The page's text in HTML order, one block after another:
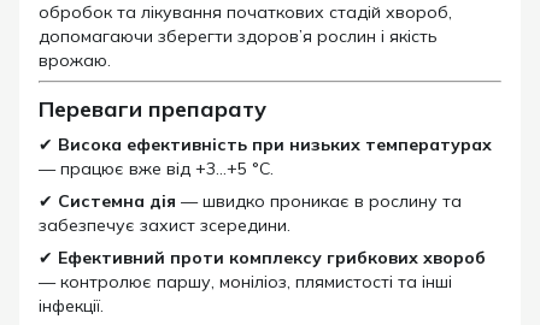
обробок та лікування початкових стадій хвороб,
допомагаючи зберегти здоров’я рослин і якість
врожаю.
Переваги препарату
✔ Висока ефективність при низьких температурах
— працює вже від +3…+5 °C.
✔ Системна дія — швидко проникає в рослину та
забезпечує захист зсередини.
✔ Ефективний проти комплексу грибкових хвороб
— контролює паршу, моніліоз, плямистості та інші
інфекції.